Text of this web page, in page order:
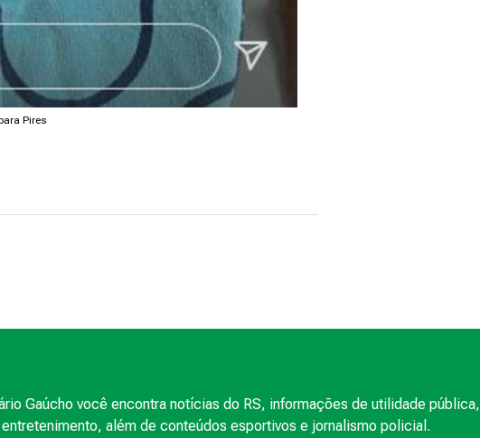
Pires
Gaúcho você encontra notícias do RS, informações de utilidade pública,
além de conteúdos esportivos e jornalismo policial.